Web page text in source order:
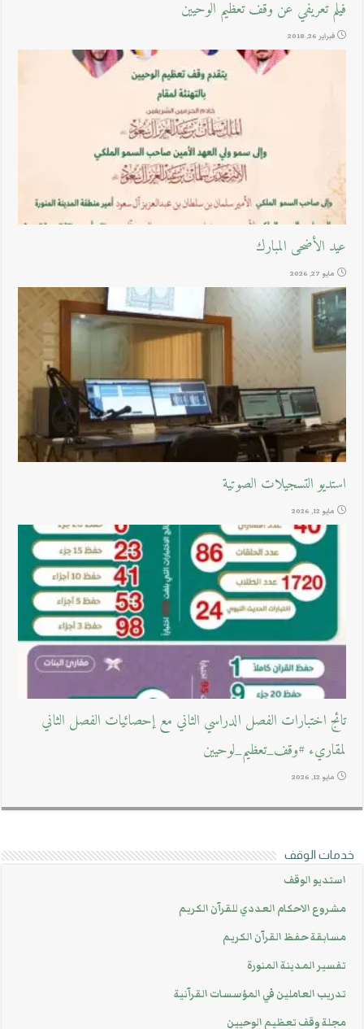
فيلم تعريفي عن وقف تعظيم الوحيين
فبراير 26, 2018
عيد الأضحى المبارك
مايو 27, 2026
استديو التسجيلات الصوتية
مايو 12, 2026
تائج اختبارات الفصل الدراسي الثاني مع إحصائيات الفصل الثاني
لمقاريء #وقف_تعظيم_لوحيين
مايو 12, 2026
خدمات الوقف
استديو الوقف
مشروع الاحكام العددي للقرآن الكريم
مسابقة حفظ القرآن الكريم
تفسير المدينة المنورة
تدريب العاملين في المؤسسات القرآنية
مجلة وقف تعظيم الوحيين